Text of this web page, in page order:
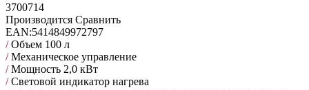
3700714
Производится Сравнить
EAN:5414849972797
/Объем 100 л
/Механическое управление
/Мощность 2,0 кВт
/Световой индикатор нагрева